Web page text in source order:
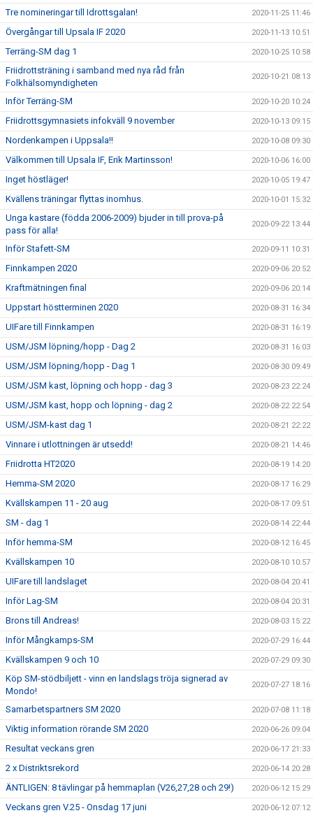
Tre nomineringar till Idrottsgalan! 2020-11-25 11:46
Övergångar till Upsala IF 2020 2020-11-13 10:51
Terräng-SM dag 1 2020-10-25 10:58
Friidrottsträning i samband med nya råd från
Folkhälsomyndigheten
2020-10-21 08:13
Inför Terräng-SM 2020-10-20 10:24
Friidrottsgymnasiets infokväll 9 november 2020-10-13 09:15
Nordenkampen i Uppsala!! 2020-10-08 09:30
Välkommen till Upsala IF, Erik Martinsson! 2020-10-06 16:00
Inget höstläger! 2020-10-05 19:47
Kvällens träningar flyttas inomhus. 2020-10-01 15:32
Unga kastare (födda 2006-2009) bjuder in till prova-på
pass för alla!
2020-09-22 13:44
Inför Stafett-SM 2020-09-11 10:31
Finnkampen 2020 2020-09-06 20:52
Kraftmätningen final 2020-09-06 20:14
Uppstart höstterminen 2020 2020-08-31 16:34
UIFare till Finnkampen 2020-08-31 16:19
USM/JSM löpning/hopp - Dag 2 2020-08-31 16:03
USM/JSM löpning/hopp - Dag 1 2020-08-30 09:49
USM/JSM kast, löpning och hopp - dag 3 2020-08-23 22:24
USM/JSM kast, hopp och löpning - dag 2 2020-08-22 22:54
USM/JSM-kast dag 1 2020-08-21 22:22
Vinnare i utlottningen är utsedd! 2020-08-21 14:46
Friidrotta HT2020 2020-08-19 14:20
Hemma-SM 2020 2020-08-17 16:29
Kvällskampen 11 - 20 aug 2020-08-17 09:51
SM - dag 1 2020-08-14 22:44
Inför hemma-SM 2020-08-12 16:45
Kvällskampen 10 2020-08-10 10:57
UIFare till landslaget 2020-08-04 20:41
Inför Lag-SM 2020-08-04 20:31
Brons till Andreas! 2020-08-03 15:22
Inför Mångkamps-SM 2020-07-29 16:44
Kvällskampen 9 och 10 2020-07-29 09:30
Köp SM-stödbiljett - vinn en landslags tröja signerad av
Mondo!
2020-07-27 18:16
Samarbetspartners SM 2020 2020-07-08 11:18
Viktig information rörande SM 2020 2020-06-26 09:04
Resultat veckans gren 2020-06-17 21:33
2 x Distriktsrekord 2020-06-14 20:28
ÄNTLIGEN: 8 tävlingar på hemmaplan (V26,27,28 och 29!) 2020-06-12 15:29
Veckans gren V.25 - Onsdag 17 juni 2020-06-12 07:12